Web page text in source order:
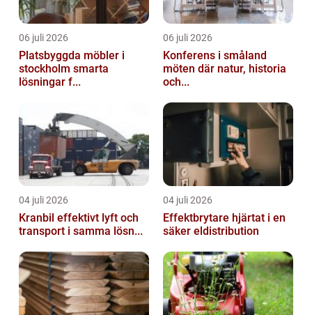
06 juli 2026
Platsbyggda möbler i
stockholm smarta
lösningar f...
06 juli 2026
Konferens i småland
möten där natur, historia
och...
04 juli 2026
Kranbil effektivt lyft och
transport i samma lösn...
04 juli 2026
Effektbrytare hjärtat i en
säker eldistribution